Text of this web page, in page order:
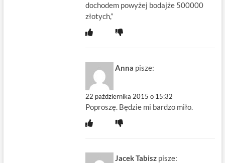
dochodem powyżej bodajże 500000
złotych,”
Anna pisze:
22 października 2015 o 15:32
Poproszę. Będzie mi bardzo miło.
Jacek Tabisz pisze: